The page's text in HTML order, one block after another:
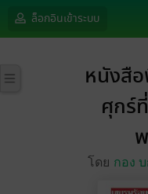
ล็อกอินเข้าระบบ
หนังสื
ศุกร์
โดย กอง